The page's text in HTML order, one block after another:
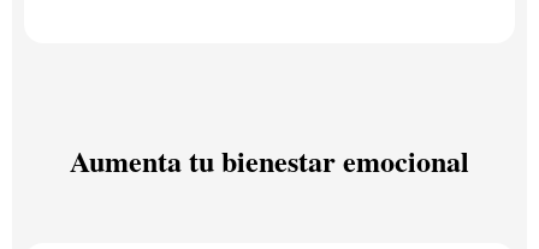
Aumenta tu bienestar emocional